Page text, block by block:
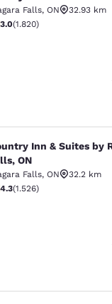
Falls, ON
32.93 km
2.96 estrelas.
3.0(1.820)
& Suites
Inn & Suites by
ON
Falls, ON
32.2 km
4.32 estrelas.
4.3(1.526)